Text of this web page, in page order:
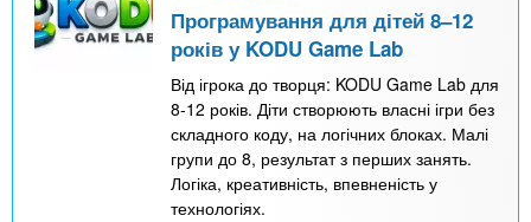
Програмування для дітей 8–12
років у KODU Game Lab
Від ігрока до творця: KODU Game Lab для
8-12 років. Діти створюють власні ігри без
складного коду, на логічних блоках. Малі
групи до 8, результат з перших занять.
Логіка, креативність, впевненість у
технологіях.